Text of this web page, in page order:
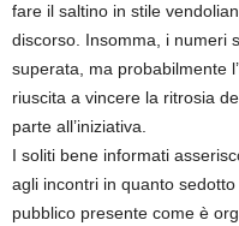
fare il saltino in stile
discorso. Insomma, i numeri
superata, ma probabilmente
riuscita a vincere la ritrosia
parte all’iniziativa.
I soliti bene informati
agli incontri in quanto
pubblico presente come è